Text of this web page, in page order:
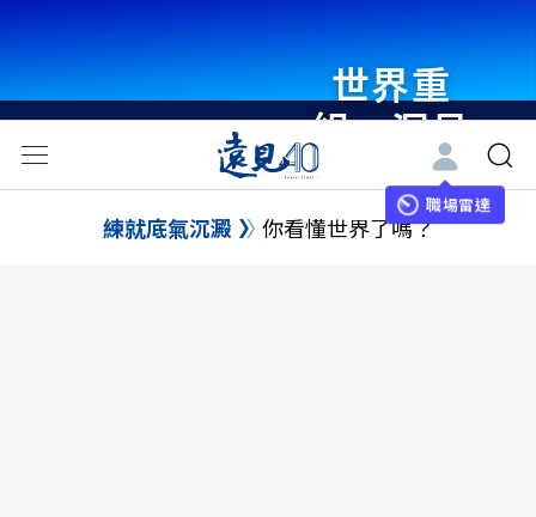
世界重
組・洞見
未來 與
世界領袖
職場雷達
練就底氣沉澱 你看懂世界了嗎？